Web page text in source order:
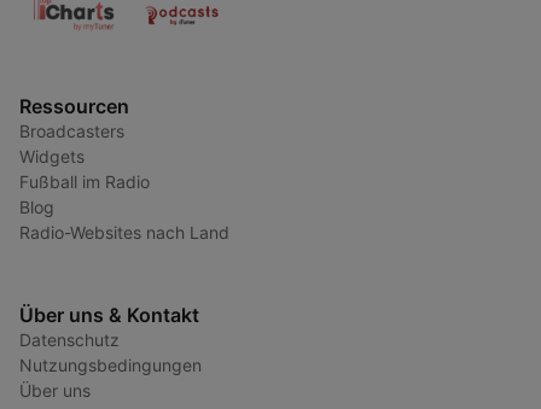
Ressourcen
Broadcasters
Widgets
Fußball im Radio
Blog
Radio-Websites nach Land
Über uns & Kontakt
Datenschutz
Nutzungsbedingungen
Über uns